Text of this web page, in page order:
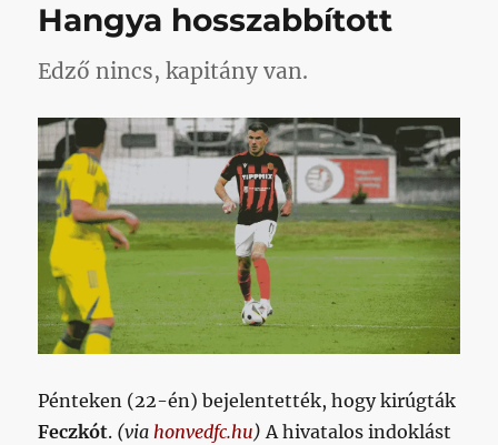
Hangya hosszabbított
Edző nincs, kapitány van.
Pénteken (22-én) bejelentették, hogy kirúgták
Feczkót. (via honvedfc.hu) A hivatalos indoklást